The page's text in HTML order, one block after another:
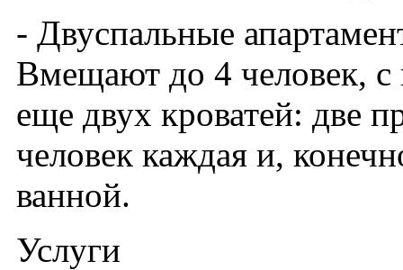
- Двуспальные
Вмещают до 4 человек, с
еще двух кроватей: две
человек каждая и,
ванной.
Услуги